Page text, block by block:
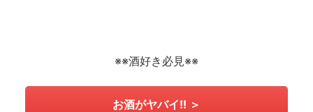
※※酒好き必見※※
お酒がヤバイ!! ＞